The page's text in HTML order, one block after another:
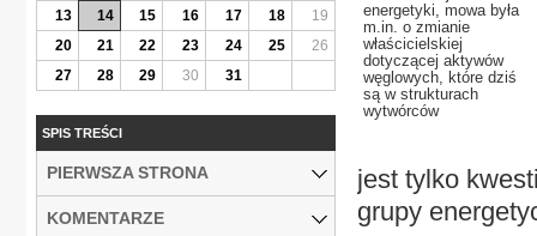
energetyki, mowa była
m.in. o zmianie
właścicielskiej
dotyczącej aktywów
węglowych, które dziś
są w strukturach
wytwórców
jest tylko
grupy
13
14 15 16 17 18
19
20
21 22 23 24 25
26
27
28 29 30 31
SPIS TREŚCI
PIERWSZA STRONA
KOMENTARZE